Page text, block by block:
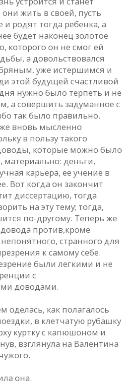
они жить в своей, пусть
родят тогда ребенка, а
будет наконец золотое
которого он не смог ей
а довольствовался
уже истершимся и
этой будущей счастливой
нужно было терпеть и не
а совершить задуманное с
так было правильно.
вновь мысленно
в пользу такого
которые можно было
материально: деньги,
карьера, ее учение в
Вот когда он закончит
диссертацию, тогда
на эту тему; тогда,
по-другому. Теперь же
против,кроме
странного для
к самому себе.
были легкими и не
с
доводами.
как полагалось
в клетчатую рубашку
куртку с капюшоном и
взглянула на Валентина
она.